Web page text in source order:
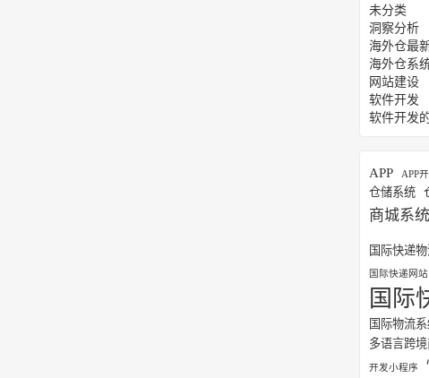
未分类
洞察分析
海外仓最
海外仓系
网站建设
软件开发
软件开发
APP APP
仓储系统
商城系统
国际快递
国际快递网站
国际
国际物流
多语言跨
开发小程序